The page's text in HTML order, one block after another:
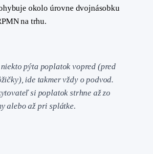
okolo úrovne dvojnásobku
na trhu.
niekto pýta poplatok vopred (pred
ide takmer vždy o podvod.
si poplatok strhne až zo
alebo až pri splátke.